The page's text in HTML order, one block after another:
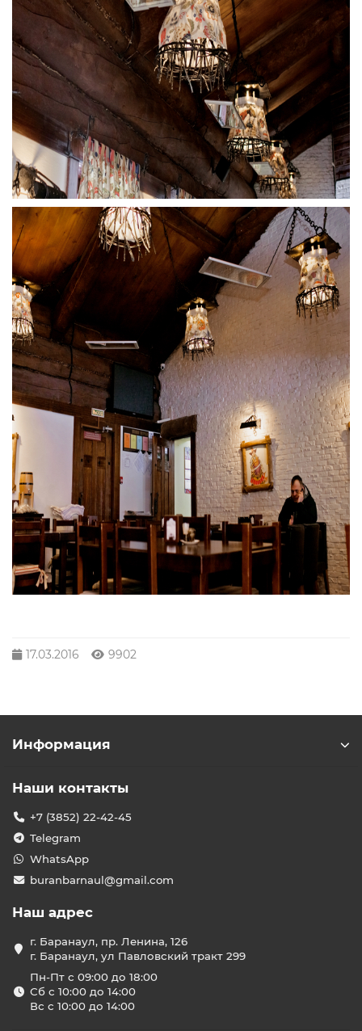
17.03.2016 9902
Информация
Наши контакты
+7 (3852) 22-42-45
Telegram
WhatsApp
buranbarnaul@gmail.com
Наш адрес
г. Баранаул, пр. Ленина, 126
г. Баранаул, ул Павловский тракт 299
Пн-Пт с 09:00 до 18:00
Сб с 10:00 до 14:00
Вс с 10:00 до 14:00